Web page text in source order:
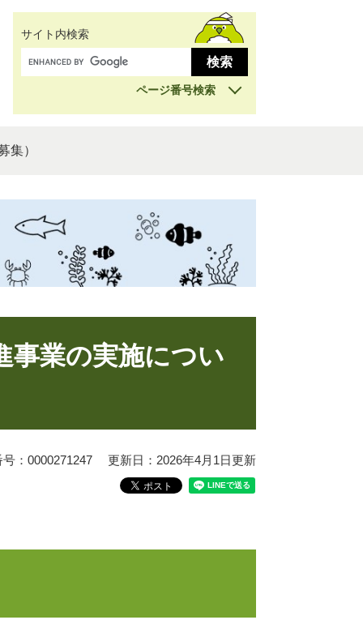
サイト内検索
ページ番号検索
集）
事業の実施につい
：0000271247 更新日：2026年4月1日更新